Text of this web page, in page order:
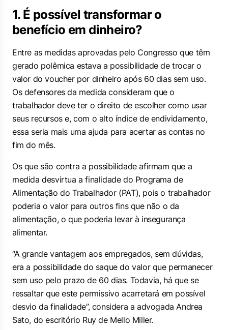
1. É possível transformar o
benefício em dinheiro?
Entre as medidas aprovadas pelo Congresso que têm
gerado polêmica estava a possibilidade de trocar o
valor do voucher por dinheiro após 60 dias sem uso.
Os defensores da medida consideram que o
trabalhador deve ter o direito de escolher como usar
seus recursos e, com o alto índice de endividamento,
essa seria mais uma ajuda para acertar as contas no
fim do mês.
Os que são contra a possibilidade afirmam que a
medida desvirtua a finalidade do Programa de
Alimentação do Trabalhador (PAT), pois o trabalhador
poderia o valor para outros fins que não o da
alimentação, o que poderia levar à insegurança
alimentar.
“A grande vantagem aos empregados, sem dúvidas,
era a possibilidade do saque do valor que permanecer
sem uso pelo prazo de 60 dias. Todavia, há que se
ressaltar que este permissivo acarretará em possível
desvio da finalidade”, considera a advogada Andrea
Sato, do escritório Ruy de Mello Miller.